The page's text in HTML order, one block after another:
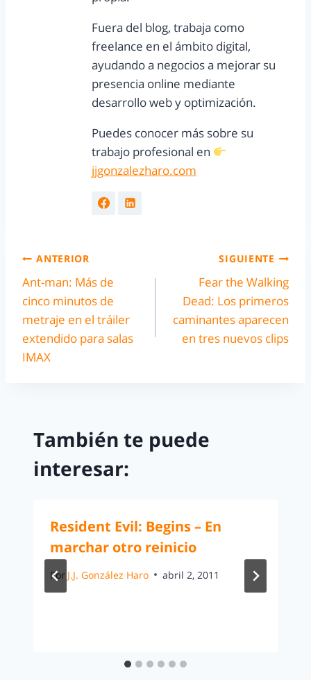
Fuera del blog, trabaja como
freelance en el ámbito digital,
ayudando a negocios a mejorar su
presencia online mediante
desarrollo web y optimización.
Puedes conocer más sobre su
trabajo profesional en
jjgonzalezharo.com
ANTERIOR
Ant-man: Más de
cinco minutos de
metraje en el tráiler
extendido para salas
IMAX
SIGUIENTE
Fear the Walking
Dead: Los primeros
caminantes aparecen
en tres nuevos clips
También te puede
interesar:
Resident Evil: Begins – En
marchar otro reinicio
Por J.J. González Haro abril 2, 2011